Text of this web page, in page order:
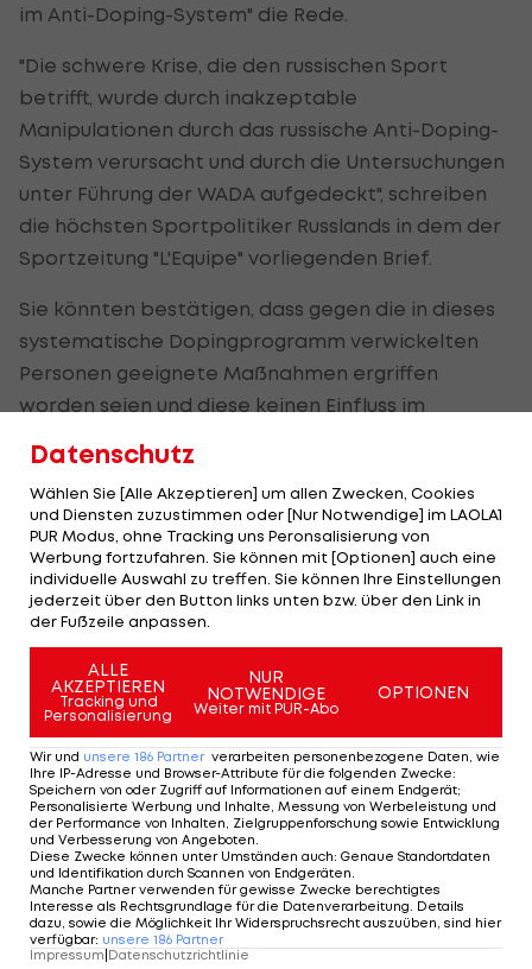
im Anti-Doping-System" die Rede.
"Die schwere Krise, die den russischen Sport
betrifft, wurde durch inakzeptable
Manipulationen durch das russische Anti-Doping-
System verursacht und durch die Untersuchungen
unter Führung der WADA aufgedeckt", schreiben
die höchsten Sportpolitiker Russlands in dem der
Sportzeitung "L'Equipe" vorliegenden Brief.
Sie könnten bestätigen, dass gegen die in dieses
systematische Dopingprogramm verwickelten
Personen geeignete Maßnahmen ergriffen
worden seien und diese keinen Einfluss im
betonen Koblokow, NOK-Präsident Alexander
Jukow und Wladimir Ljukin, der Chef des russischen
Paralympischen Komitees.
WADA-Chef Craig Reedie hatte diesen Brief bei
der WADA-Versammlung in Montreal in der
vergangenen Woche als den "ermutigendsten, den
wie je erhielten" erwähnt. Russland will die
Aufhebung der Sperre seiner nationalen Anti-
Doping-Agentur (RUSADA) durch die WADA
erreichen.
Mit diesem Eingeständnis wurde ein wichtiger, von
der WADA-Führung geforderter Punkt für eine
Wiederanerkennung der RUSADA erfüllt. Ein
weiterer ist die Erlaubnis, dem WADA-Personal
Zutritt ins Anti-Doping-Labor in Moskau zu
Datenschutz
Wählen Sie [Alle Akzeptieren] um allen Zwecken, Cookies
und Diensten zuzustimmen oder [Nur Notwendige] im LAOLA1
PUR Modus, ohne Tracking uns Peronsalisierung von
Werbung fortzufahren. Sie können mit [Optionen] auch eine
individuelle Auswahl zu treffen. Sie können Ihre Einstellungen
jederzeit über den Button links unten bzw. über den Link in
der Fußzeile anpassen.
ALLE
AKZEPTIEREN
Tracking und
Personalisierung
NUR
NOTWENDIGE
Weiter mit PUR-Abo
OPTIONEN
Wir und unsere 186 Partner verarbeiten personenbezogene Daten, wie
Ihre IP-Adresse und Browser-Attribute für die folgenden Zwecke:
Speichern von oder Zugriff auf Informationen auf einem Endgerät;
Personalisierte Werbung und Inhalte, Messung von Werbeleistung und
der Performance von Inhalten, Zielgruppenforschung sowie Entwicklung
und Verbesserung von Angeboten.
Diese Zwecke können unter Umständen auch: Genaue Standortdaten
und Identifikation durch Scannen von Endgeräten.
Manche Partner verwenden für gewisse Zwecke berechtigtes
Interesse als Rechtsgrundlage für die Datenverarbeitung. Details
dazu, sowie die Möglichkeit Ihr Widerspruchsrecht auszuüben, sind hier
verfügbar: unsere 186 Partner
Impressum Datenschutzrichtlinie